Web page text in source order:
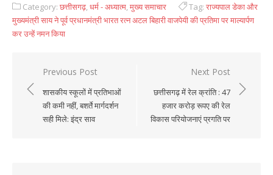
Category: छत्तीसगढ़,धर्म - अध्यात्म,मुख्य समाचार Tag: राज्यपाल डेका और
मुख्यमंत्री साय ने पूर्व प्रधानमंत्री भारत रत्न अटल बिहारी वाजपेयी की प्रतिमा पर माल्यार्पण
कर उन्हें नमन किया
Post
navigation
Previous Post
शासकीय स्कूलों में प्रतिभाओं
की कमी नहीं, बशर्ते मार्गदर्शन
सही मिले: इंद्र साव
Next Post
छत्तीसगढ़ में रेल क्रांति : 47
हजार करोड़ रूपए की रेल
विकास परियोजनाएं प्रगति पर